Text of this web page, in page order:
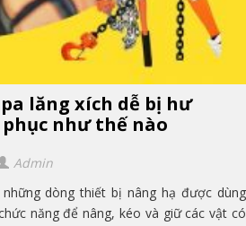
lăng xích dễ bị hư
phục như thế nào
Admin
dòng thiết bị nâng hạ được dùng
năng để nâng, kéo và giữ các vật có